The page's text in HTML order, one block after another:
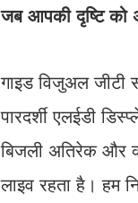
जब आपकी दृष्टि को
गाइड विजुअल जीटी
पारदर्शी एलईडी
बिजली अतिरेक और
लाइव रहता है। हम